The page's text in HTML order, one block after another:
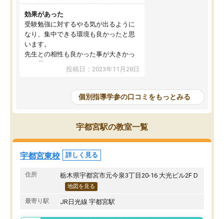
効果があった
受験勉強に対するやる気が出るように
なり、集中できる環境も良かったと思
います。
先生との相性も良かった事が大きかっ
たと思います。
投稿日：2023年11月28日
個別指導学参の口コミをもっとみる
宇都宮駅の教室一覧
宇都宮東校 詳しく見る
住所 栃木県宇都宮市元今泉3丁目20-16 大光ビル2F D
地図を見る
最寄り駅 JR日光線 宇都宮駅